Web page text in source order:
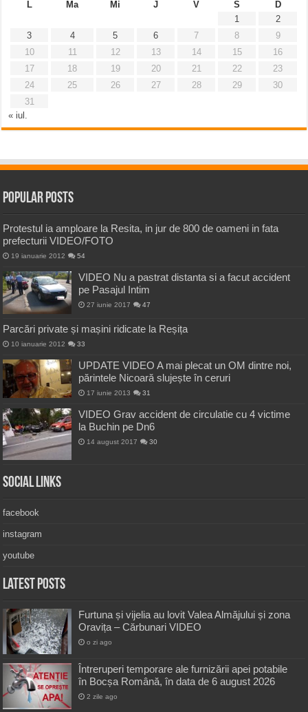
L
Ma Mi J V S
D
1
2
3
4 5 6 7 8
9
10
11 12 13 14 15
16
17
18 19 20 21 22
23
24
25 26 27 28 29
30
31
« iul.
Popular Posts
Protestul ia amploare la Resita, in jur de 800 de oameni in fata
prefecturii VIDEO/FOTO
19 ianuarie 2012 54
VIDEO Nu a pastrat distanta si a facut accident
pe Pasajul Intim
27 iunie 2017 47
Parcări private și mașini ridicate la Reșița
10 ianuarie 2012 33
UPDATE VIDEO A mai plecat un OM dintre noi,
părintele Nicoară slujește în ceruri
17 iunie 2013 31
VIDEO Grav accident de circulatie cu 4 victime
la Buchin pe Dn6
14 august 2017 30
Social Links
facebook
instagram
youtube
Latest Posts
Furtuna și vijelia au lovit Valea Almăjului și zona
Oravița – Cărbunari VIDEO
o zi ago
Întreruperi temporare ale furnizării apei potabile
în Bocșa Română, în data de 6 august 2026
2 zile ago